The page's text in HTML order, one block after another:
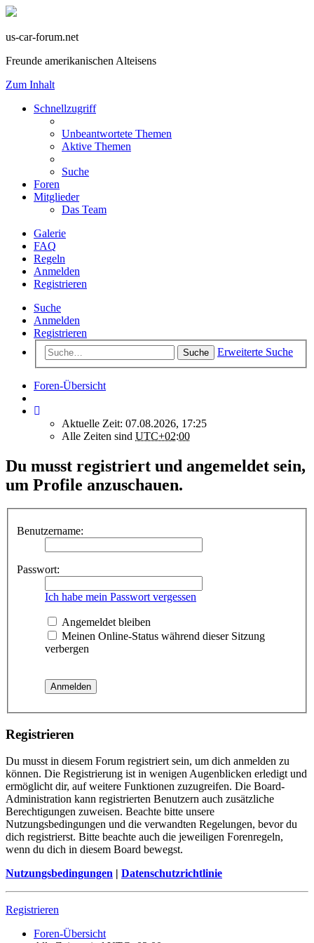
us-car-forum.net
Freunde amerikanischen Alteisens
Zum Inhalt
Schnellzugriff
Unbeantwortete Themen
Aktive Themen
Suche
Foren
Mitglieder
Das Team
Galerie
FAQ
Regeln
Anmelden
Registrieren
Suche
Anmelden
Registrieren
Suche Erweiterte Suche
Foren-Übersicht
Aktuelle Zeit: 07.08.2026, 17:25
Alle Zeiten sind UTC+02:00
Du musst registriert und angemeldet sein,
um Profile anzuschauen.
Benutzername:
Passwort:
Ich habe mein Passwort vergessen
Angemeldet bleiben
Meinen Online-Status während dieser Sitzung
verbergen
Registrieren
Du musst in diesem Forum registriert sein, um dich anmelden zu
können. Die Registrierung ist in wenigen Augenblicken erledigt und
ermöglicht dir, auf weitere Funktionen zuzugreifen. Die Board-
Administration kann registrierten Benutzern auch zusätzliche
Berechtigungen zuweisen. Beachte bitte unsere
Nutzungsbedingungen und die verwandten Regelungen, bevor du
dich registrierst. Bitte beachte auch die jeweiligen Forenregeln,
wenn du dich in diesem Board bewegst.
Nutzungsbedingungen | Datenschutzrichtlinie
Registrieren
Foren-Übersicht